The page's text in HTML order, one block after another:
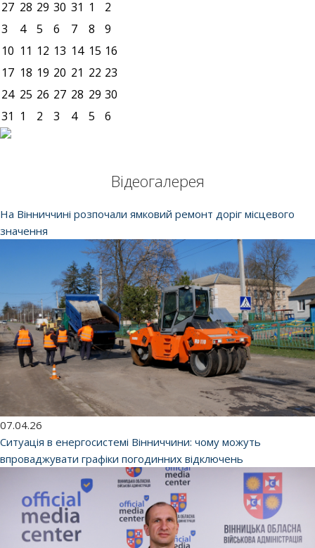
27 28 29 30 31 1
2
3
4 5 6 7 8
9
10 11 12 13 14 15 16
17 18 19 20 21 22 23
24 25 26 27 28 29 30
31 1 2 3 4 5 6
Відеогалерея
На Вінниччині розпочали ямковий ремонт доріг місцевого
значення
07.04.26
Ситуація в енергосистемі Вінниччини: чому можуть
впроваджувати графіки погодинних відключень